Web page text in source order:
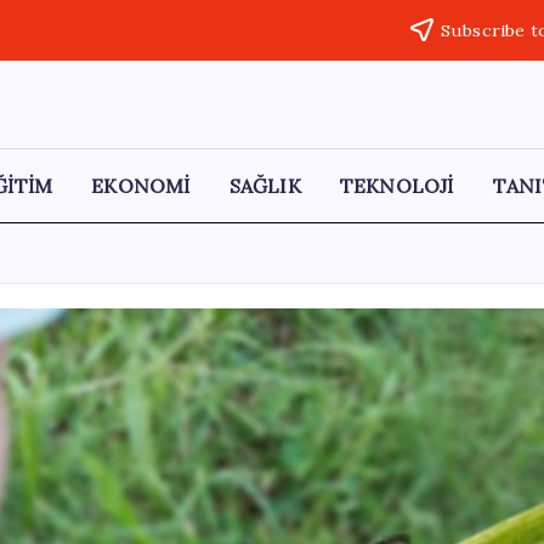
Subscribe
EKONOMİ SAĞLIK TEKNOLOJİ